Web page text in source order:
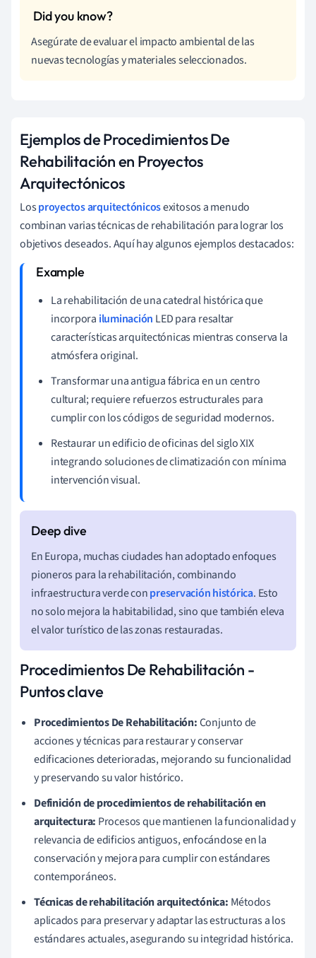
Asegúrate de evaluar el impacto ambiental de las
nuevas tecnologías y materiales seleccionados.
Ejemplos de Procedimientos De
Rehabilitación en Proyectos
Arquitectónicos
Losproyectos arquitectónicosexitosos a menudo
combinan varias técnicas de rehabilitación para lograr los
objetivos deseados. Aquí hay algunos ejemplos destacados:
La rehabilitación de una catedral histórica que
incorpora iluminación LED para resaltar
características arquitectónicas mientras conserva la
atmósfera original.
Transformar una antigua fábrica en un centro
cultural; requiere refuerzos estructurales para
cumplir con los códigos de seguridad modernos.
Restaurar un edificio de oficinas del siglo XIX
integrando soluciones de climatización con mínima
intervención visual.
En Europa, muchas ciudades han adoptado enfoques
pioneros para la rehabilitación, combinando
infraestructura verde conpreservación histórica. Esto
no solo mejora la habitabilidad, sino que también eleva
el valor turístico de las zonas restauradas.
Procedimientos De Rehabilitación -
Puntos clave
Procedimientos De Rehabilitación:Conjunto de
acciones y técnicas para restaurar y conservar
edificaciones deterioradas, mejorando su funcionalidad
y preservando su valor histórico.
Definición de procedimientos de rehabilitación en
arquitectura: Procesos que mantienen la funcionalidad y
relevancia de edificios antiguos, enfocándose en la
conservación y mejora para cumplir con estándares
contemporáneos.
Técnicas de rehabilitación arquitectónica: Métodos
aplicados para preservar y adaptar las estructuras a los
estándares actuales, asegurando su integridad histórica.